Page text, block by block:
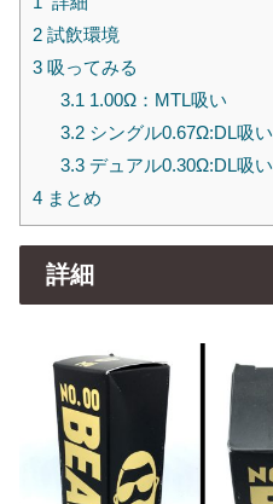
2 試飲環境
3 吸ってみる
3.1 1.00Ω：MTL吸い
3.2シングル0.67Ω:DL吸い
3.3デュアル0.30Ω:DL吸い
4 まとめ
詳細